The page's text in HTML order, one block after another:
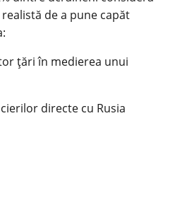
de a pune capăt
țări în medierea unui
directe cu Rusia